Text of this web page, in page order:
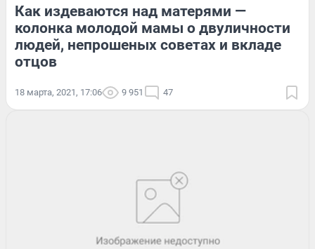
Как издеваются над матерями —
колонка молодой мамы о двуличности
людей, непрошеных советах и вкладе
отцов
18 марта, 2021, 17:06 9 951 47